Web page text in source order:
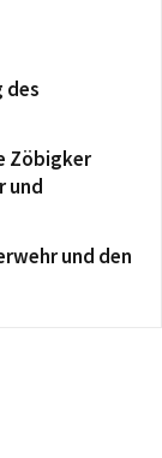
des
Zöbigker
und
und den